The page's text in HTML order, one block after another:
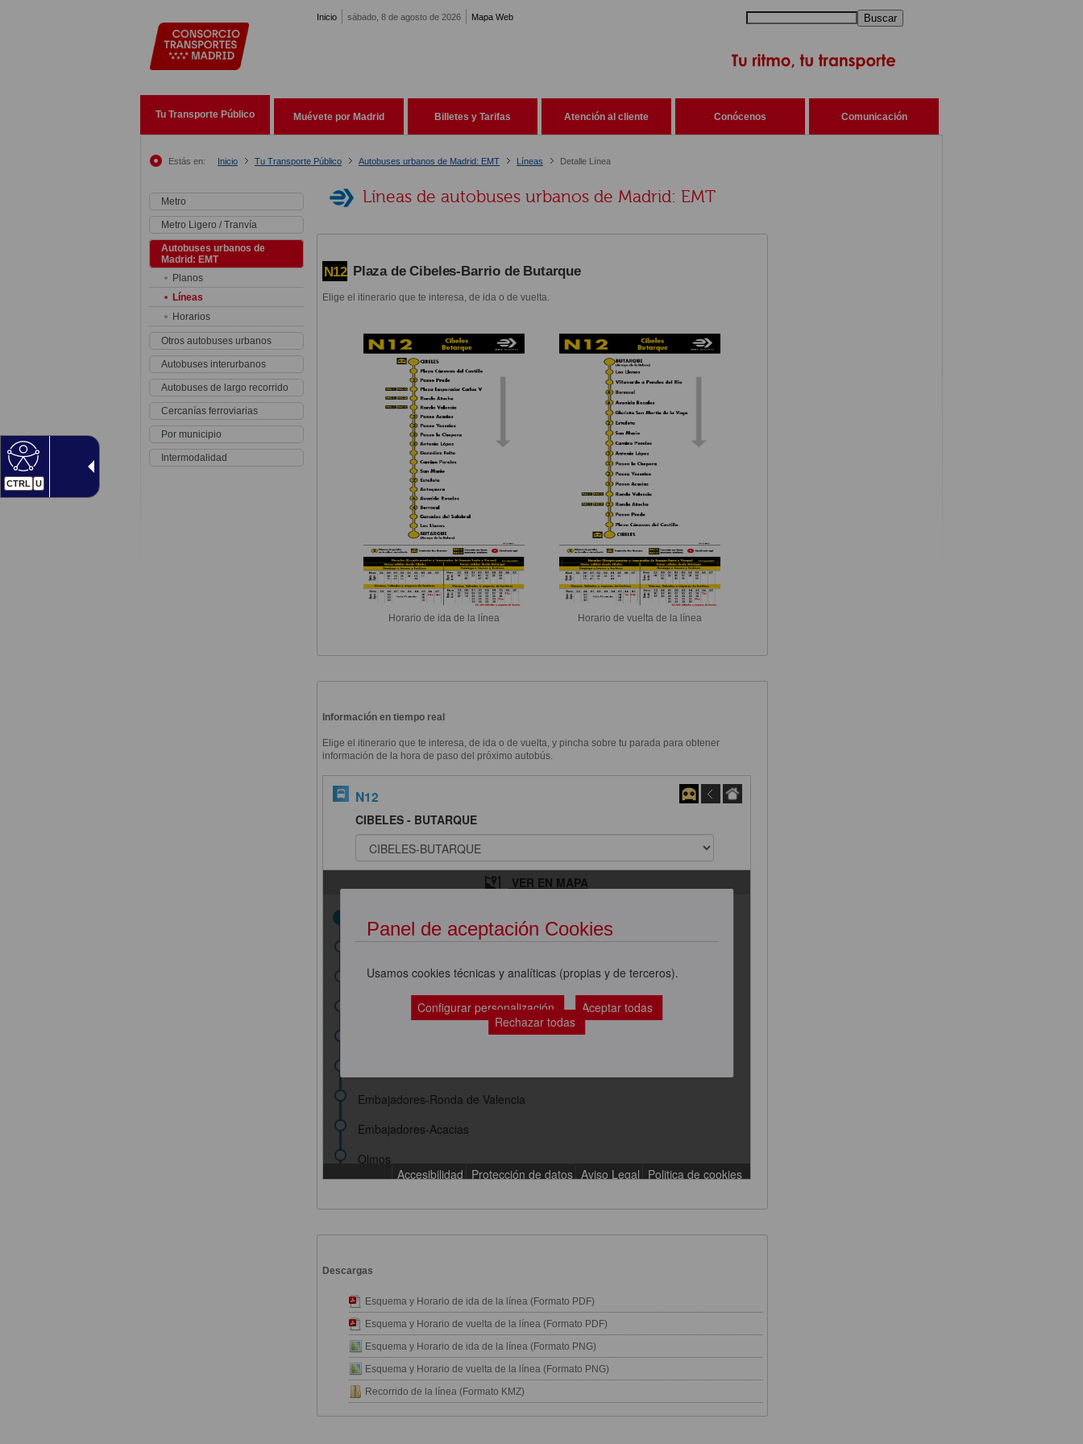
CTRL U
Inicio sábado, 8 de agosto de 2026 Mapa Web Buscar
Tu Transporte Público Muévete por Madrid Billetes y Tarifas Atención al cliente Conócenos Comunicación
Estás en: Inicio Tu Transporte Público Autobuses urbanos de Madrid: EMT Líneas Detalle Línea
Metro
Metro Ligero / Tranvía
Autobuses urbanos de
Madrid: EMT
Planos
Líneas
Horarios
Otros autobuses urbanos
Autobuses interurbanos
Autobuses de largo recorrido
Cercanías ferroviarias
Por municipio
Intermodalidad
Líneas de autobuses urbanos de Madrid: EMT
N12 Plaza de Cibeles-Barrio de Butarque
Elige el itinerario que te interesa, de ida o de vuelta.
Horario de ida de la línea Horario de vuelta de la línea
Información en tiempo real
Elige el itinerario que te interesa, de ida o de vuelta, y pincha sobre tu parada para obtener
información de la hora de paso del próximo autobús.
Descargas
Esquema y Horario de ida de la línea (Formato PDF)
Esquema y Horario de vuelta de la línea (Formato PDF)
Esquema y Horario de ida de la línea (Formato PNG)
Esquema y Horario de vuelta de la línea (Formato PNG)
Recorrido de la línea (Formato KMZ)